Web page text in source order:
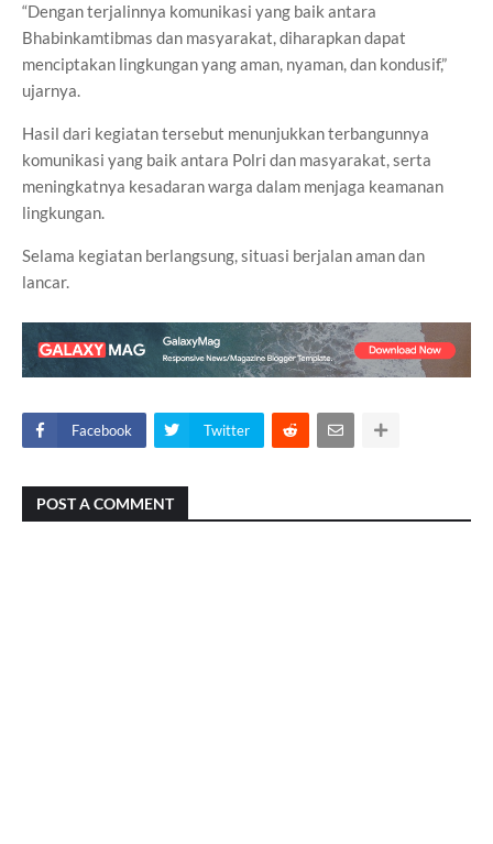
“Dengan terjalinnya komunikasi yang baik antara
Bhabinkamtibmas dan masyarakat, diharapkan dapat
menciptakan lingkungan yang aman, nyaman, dan kondusif,”
ujarnya.
Hasil dari kegiatan tersebut menunjukkan terbangunnya
komunikasi yang baik antara Polri dan masyarakat, serta
meningkatnya kesadaran warga dalam menjaga keamanan
lingkungan.
Selama kegiatan berlangsung, situasi berjalan aman dan
lancar.
Facebook Twitter
POST A COMMENT